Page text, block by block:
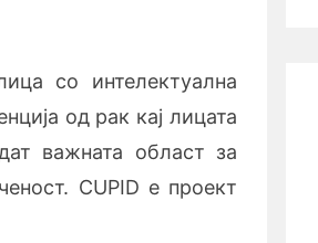
со интелектуална
од рак кај лицата
важната област за
CUPID е проект